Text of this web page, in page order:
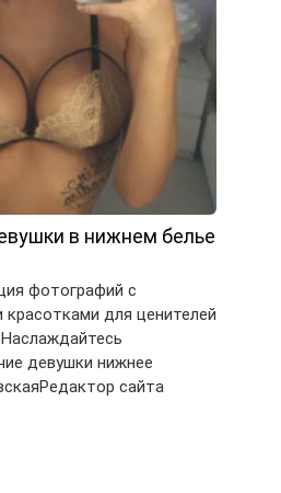
в нижнем белье
фотографий с
для ценителей
девушки нижнее
сайта